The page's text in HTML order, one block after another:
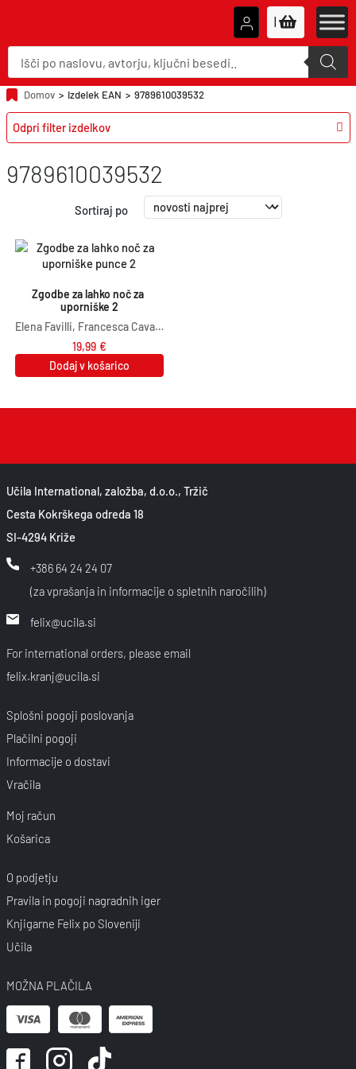
P
o
d
u
c
t
s
r
c
|
Domov > Izdelek EAN > 9789610039532
9789610039532
Sortiraj po
Zgodbe za lahko noč za
uporniške 2
Elena Favilli, Francesca Cavallo
19,99 €
Dodaj v košarico
Odpri filter izdelkov
Učila International, založba, d.o.o., Tržič
Cesta Kokrškega odreda 18
SI-4294 Križe
+386 64 24 24 07
(za vprašanja in informacije o spletnih naročilih)
felix@ucila.si
For international orders, please email
felix.kranj@ucila.si
Splošni pogoji poslovanja
Plačilni pogoji
Informacije o dostavi
Vračila
Moj račun
Košarica
O podjetju
Pravila in pogoji nagradnih iger
Knjigarne Felix po Sloveniji
Učila
MOŽNA PLAČILA